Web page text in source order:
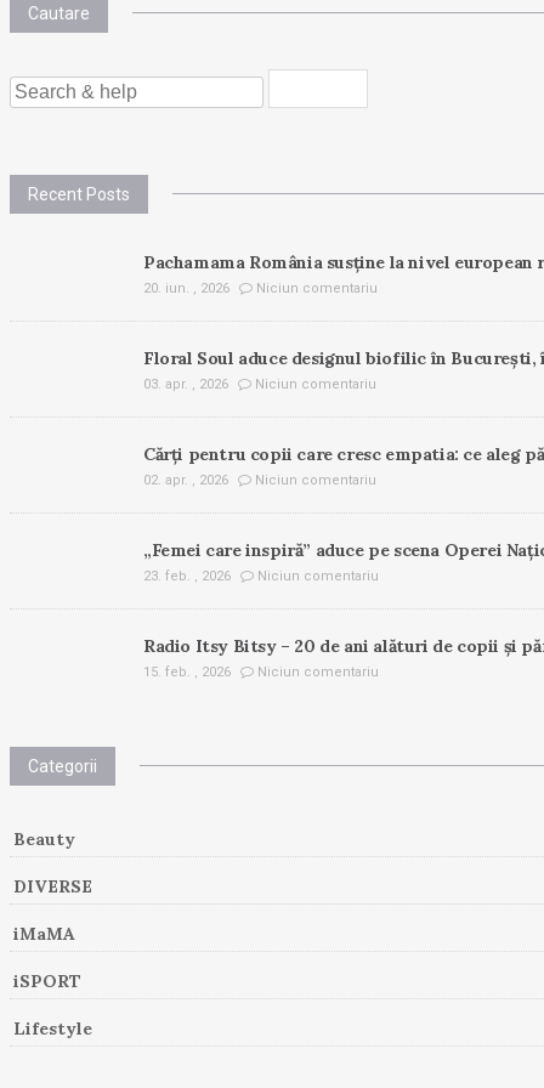
Cautare
SEARCH
FOR:
Recent Posts
Pachamama România susține la nivel
20. iun. , 2026 Niciun comentariu
Floral Soul aduce designul biofilic în
03. apr. , 2026 Niciun comentariu
Cărți pentru copii care cresc empatia: ce aleg
02. apr. , 2026 Niciun comentariu
„Femei care inspiră” aduce pe scena Operei
23. feb. , 2026 Niciun comentariu
Radio Itsy Bitsy – 20 de ani alături de copii și
15. feb. , 2026 Niciun comentariu
Categorii
Beauty
DIVERSE
iMaMA
iSPORT
Lifestyle